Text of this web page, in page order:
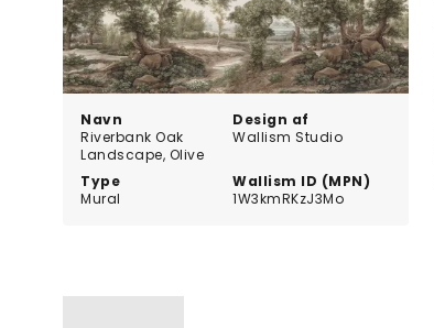
Navn
Riverbank Oak
Landscape, Olive
Design af
Wallism Studio
Type
Mural
Wallism ID (MPN)
1W3kmRKzJ3Mo